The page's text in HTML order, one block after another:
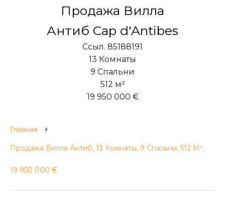
Продажа Вилла
Антиб Cap d'Antibes
Ссыл. 85188191
13 Комнаты
9 Спальни
512 м²
19 950 000 €
Главная
Продажа Вилла Антиб, 13 Комнаты, 9 Спальни, 512 М²,
19 950 000 €